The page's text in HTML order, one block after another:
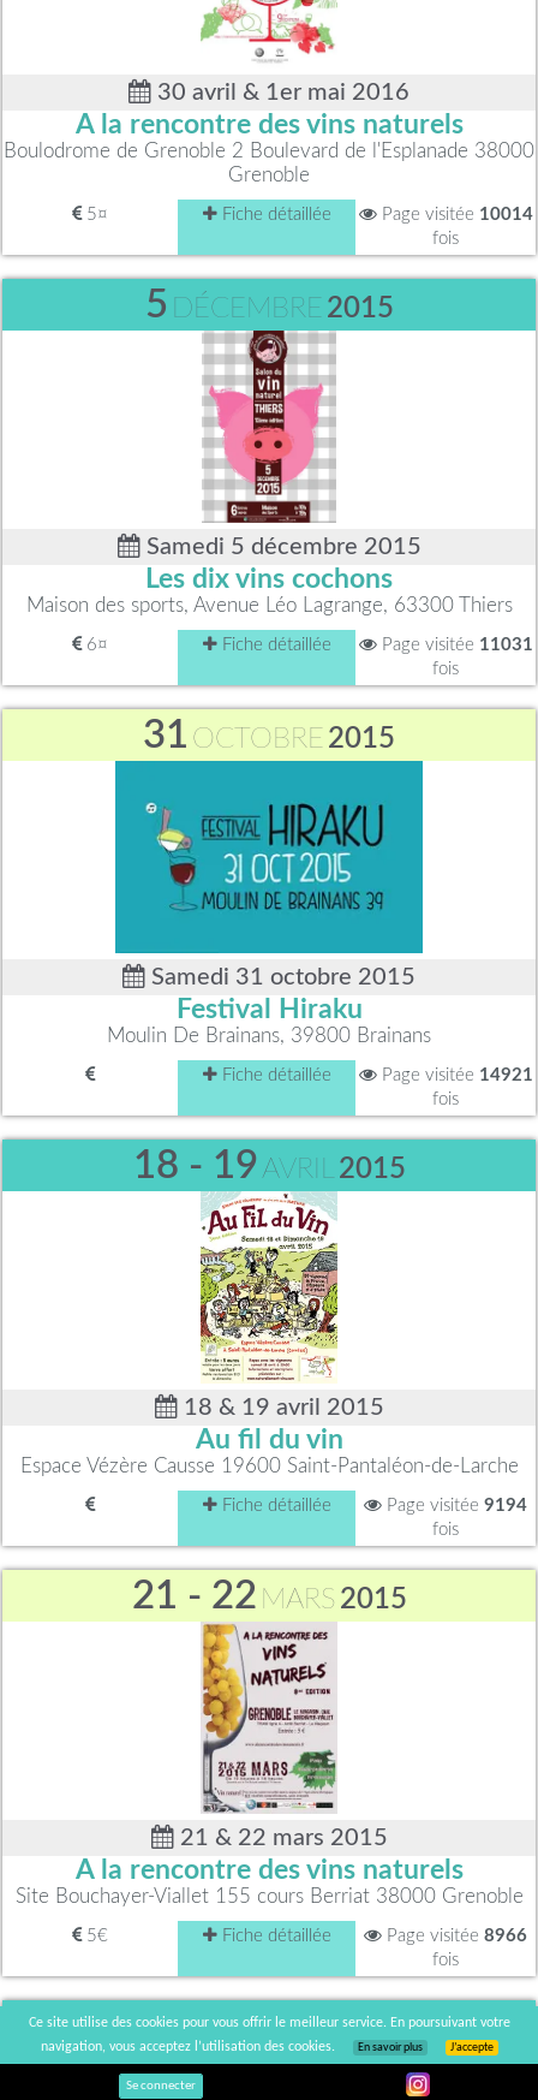
30 avril & 1er mai 2016
A la rencontre des vins naturels
Boulodrome de Grenoble 2 Boulevard de l'Esplanade 38000
Grenoble
5¤ Fiche détaillée Page visitée 10014
fois
5 DÉCEMBRE 2015
Samedi 5 décembre 2015
Les dix vins cochons
Maison des sports, Avenue Léo Lagrange, 63300 Thiers
6¤ Fiche détaillée Page visitée 11031
fois
31 OCTOBRE 2015
Samedi 31 octobre 2015
Festival Hiraku
Moulin De Brainans, 39800 Brainans
Fiche détaillée Page visitée 14921
fois
18 - 19AVRIL 2015
18 & 19 avril 2015
Au fil du vin
Espace Vézère Causse 19600 Saint-Pantaléon-de-Larche
Fiche détaillée Page visitée 9194
fois
21 - 22 MARS 2015
21 & 22 mars 2015
A la rencontre des vins naturels
Site Bouchayer-Viallet 155 cours Berriat 38000 Grenoble
5€ Fiche détaillée Page visitée 8966
fois
20AVRIL2014
Se connecter
Ce site utilise des cookies pour vous offrir le meilleur service. En poursuivant votre
navigation, vous acceptez l’utilisation des cookies.
En savoir plus J’accepte